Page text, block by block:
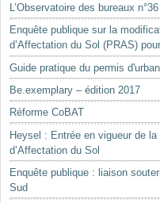
L’Observatoire des bureaux n°36
Enquête publique sur la
d’Affectation du Sol (PRAS)
Guide pratique du permis
Be.exemplary – édition 2017
Réforme CoBAT
Heysel : Entrée en vigueur de
d’Affectation du Sol
Enquête publique : liaison
Sud